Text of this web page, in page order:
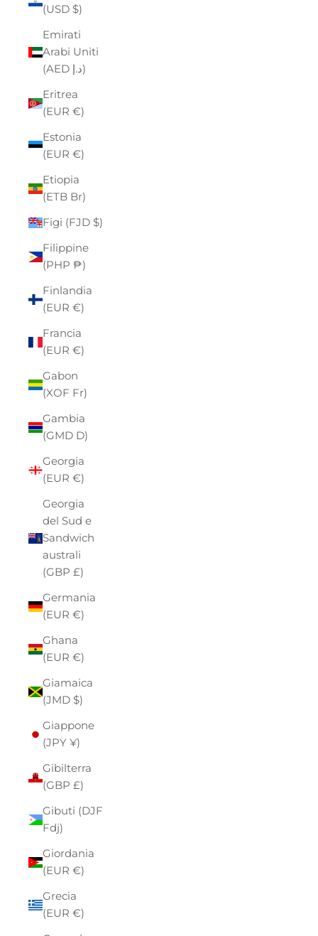
(USD $)
Emirati
Arabi Uniti
(AED د.إ)
Eritrea
(EUR €)
Estonia
(EUR €)
Etiopia
(ETB Br)
Figi (FJD $)
Filippine
(PHP ₱)
Finlandia
(EUR €)
Francia
(EUR €)
Gabon
(XOF Fr)
Gambia
(GMD D)
Georgia
(EUR €)
Georgia
del Sud e
Sandwich
australi
(GBP £)
Germania
(EUR €)
Ghana
(EUR €)
Giamaica
(JMD $)
Giappone
(JPY ¥)
Gibilterra
(GBP £)
Gibuti (DJF
Fdj)
Giordania
(EUR €)
Grecia
(EUR €)